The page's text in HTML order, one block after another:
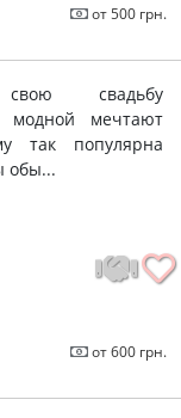
от 500 грн.
свадьбу
модной мечтают
так популярна
обы...
от 600 грн.